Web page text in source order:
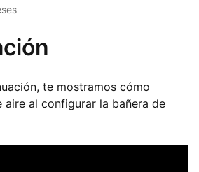
te mostramos cómo
aire al configurar la bañera de